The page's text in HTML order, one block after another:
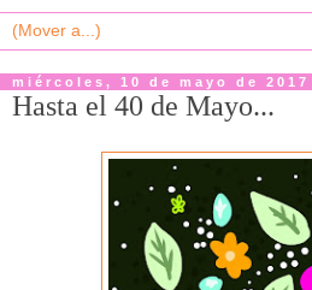
miércoles, 10 de mayo de 2017
Hasta el 40 de Mayo...